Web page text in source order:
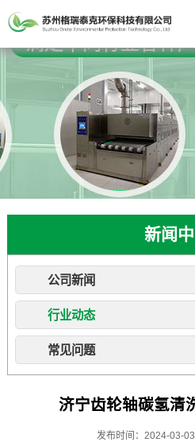
新闻
公司新闻
行业动态
常见问题
济宁齿轮轴碳氢清
发布时间：2024-03-03